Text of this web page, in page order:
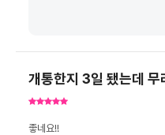
개통한지 3일 됐는데
좋네요!!